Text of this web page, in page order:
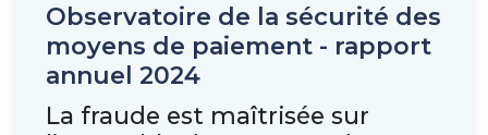
Observatoire de la sécurité des
moyens de paiement - rapport
annuel 2024
La fraude est maîtrisée sur